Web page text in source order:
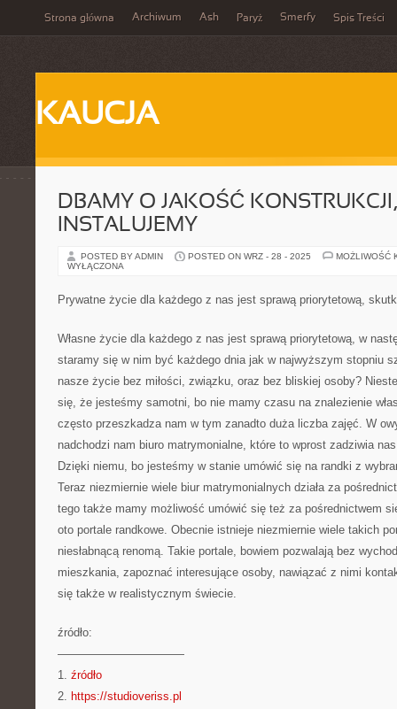
Strona główna Archiwum Ash Paryż Smerfy Spis Treści
KAUCJA
DBAMY O JAKOŚĆ
INSTALUJEMY
POSTED BY ADMIN POSTED ON WRZ - 28 - 2025
MOŻLIWOŚĆ
WYŁĄCZONA
Prywatne życie dla każdego z nas jest sprawą priorytetową,
Własne życie dla każdego z nas jest sprawą priorytetową, w
staramy się w nim być każdego dnia jak w najwyższym stopniu
nasze życie bez miłości, związku, oraz bez bliskiej osoby?
się, że jesteśmy samotni, bo nie mamy czasu na znalezienie
często przeszkadza nam w tym zanadto duża liczba zajęć. W
nadchodzi nam biuro matrymonialne, które to wprost zadziwia
Dzięki niemu, bo jesteśmy w stanie umówić się na randki z
Teraz niezmiernie wiele biur matrymonialnych działa za
tego także mamy możliwość umówić się też za pośrednictwem
oto portale randkowe. Obecnie istnieje niezmiernie wiele takich
niesłabnącą renomą. Takie portale, bowiem pozwalają bez
mieszkania, zapoznać interesujące osoby, nawiązać z nimi
się także w realistycznym świecie.
źródło:
———————————
1. źródło
2. https://studioveriss.pl